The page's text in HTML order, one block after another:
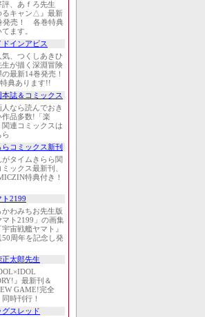
評、あｆろ先生
るキャン△』最新
発売！ 各巻特典
ます。
ドインアビス
気、つくしあきひ
生が描く深淵冒険
の最新14巻発売！
典あります!!
本誌＆コミックス
人なら読んでおき
作品多数!「楽
関連コミックスは
ら
らコミックス新刊
がタイムきらら関
ミックス最新刊、
特典付き！
ト2199
かわみちお先生版
マト2199」の画集
宇宙戦艦ヤマト』
50周年を記念し発
正太郎先生
』最新刊＆
GAME!完全
同時刊行！
グスレッド